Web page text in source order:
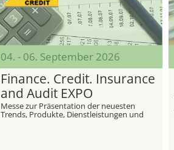
04. - 06. September 2026
Finance. Credit. Insurance
and Audit EXPO
Messe zur Präsentation der neuesten
Trends, Produkte, Dienstleistungen und